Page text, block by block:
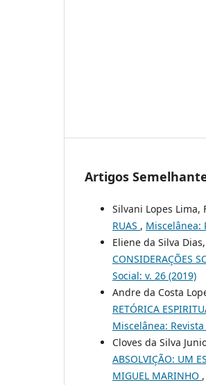
Artigos
Silvani Lopes Lima,
RUAS , Miscelânea:
Eliene da Silva
CONSIDERAÇÕES
Social: v. 26 (2019)
Andre da Costa
RETÓRICA
Miscelânea:
Cloves da Silva
ABSOLVIÇÃO: UM
MIGUEL MARINHO ,